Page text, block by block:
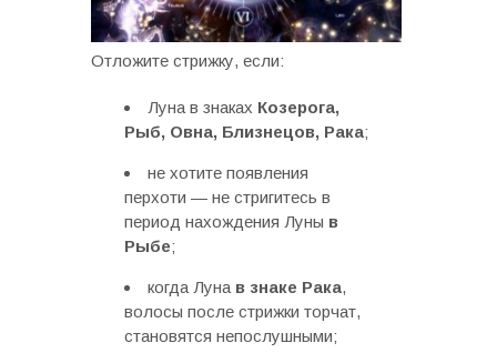
Отложите стрижку, если:
Луна в знаках Козерога,
Рыб, Овна, Близнецов, Рака;
не хотите появления
перхоти — не стригитесь в
период нахождения Луны в
Рыбе;
когда Луна в знаке Рака,
волосы после стрижки торчат,
становятся непослушными;